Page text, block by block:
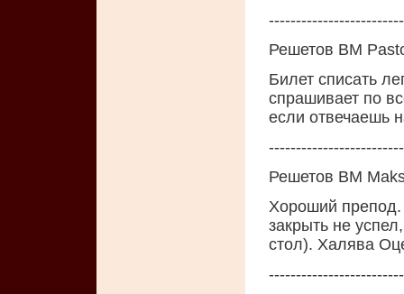
Решетов ВМ
Билет списать
спрашивает по
если отвечаешь
Решетов ВМ
Хороший
закрыть не
стол). Халява